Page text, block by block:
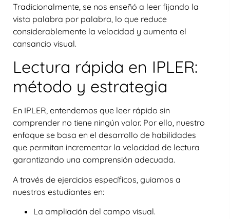
Tradicionalmente, se nos enseñó a leer fijando la
vista palabra por palabra, lo que reduce
considerablemente la velocidad y aumenta el
cansancio visual.
Lectura rápida en IPLER:
método y estrategia
En IPLER, entendemos que leer rápido sin
comprender no tiene ningún valor. Por ello, nuestro
enfoque se basa en el desarrollo de habilidades
que permitan incrementar la velocidad de lectura
garantizando una comprensión adecuada.
A través de ejercicios específicos, guiamos a
nuestros estudiantes en:
La ampliación del campo visual.